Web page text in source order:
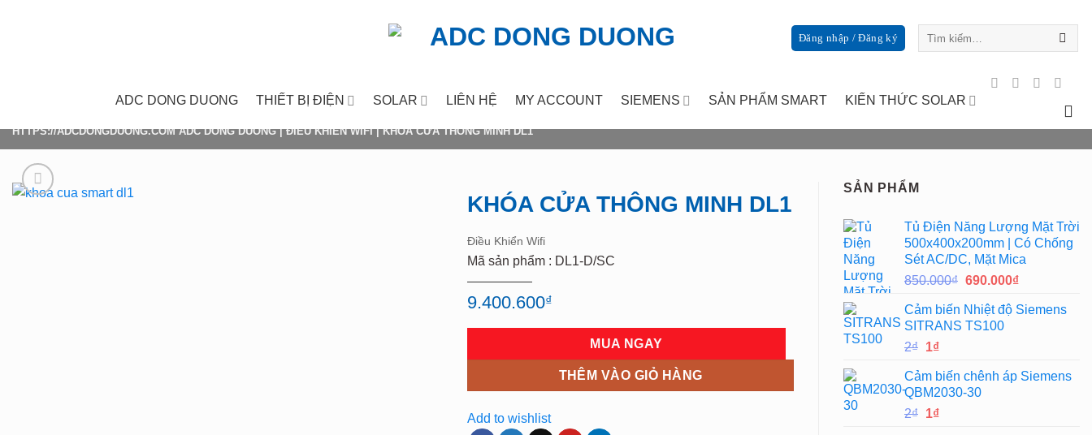
Đăng nhập / Đăng ký
ADC DONG DUONG THIẾT BỊ ĐIỆN SOLAR LIÊN HỆ MY ACCOUNT SIEMENS SẢN PHẨM SMART KIẾN THỨC SOLAR
HTTPS://ADCDONGDUONG.COM ADC DONG DUONG|ĐIỀU KHIỂN WIFI|KHÓA CỬA THÔNG MINH DL1
KHÓA CỬA THÔNG MINH DL1
Điều Khiển Wifi
Mã sản phẩm : DL1-D/SC
9.400.600₫
MUA NGAY
THÊM VÀO GIỎ HÀNG
Add to wishlist
SẢN PHẨM
Tủ Điện Năng Lượng Mặt Trời
500x400x200mm | Có Chống
Sét AC/DC, Mặt Mica
850.000₫ Giá
là:
850.000₫.
690.000₫Giá
tại
Cảm biến Nhiệt độ Siemens
SITRANS TS100
2₫ Giá
là:
2₫.
1₫Giá
tại
là:
1₫.
Cảm biến chênh áp Siemens
QBM2030-30
2₫ Giá
1₫Giá